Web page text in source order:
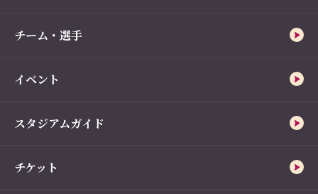
チーム・選手
イベント
スタジアムガイド
チケット